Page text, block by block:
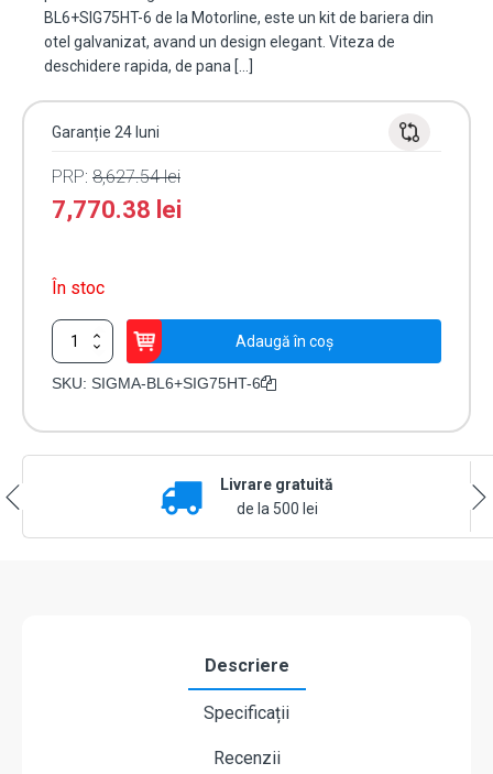
BL6+SIG75HT-6 de la Motorline, este un kit de bariera din
otel galvanizat, avand un design elegant. Viteza de
deschidere rapida, de pana […]
Garanție 24 luni
PRP: 8,627.54lei
7,770.38 lei
În stoc
Cantitate
Kit
complet
Adaugă în coș
SKU: SIGMA-BL6+SIG75HT-6
Livrare gratuită
de la 500 lei
Descriere
Specificații
Recenzii